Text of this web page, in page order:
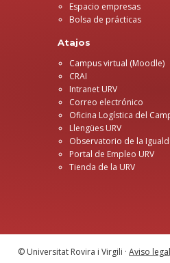
Espacio empresas
Bolsa de prácticas
Atajos
Campus virtual (Moodle)
CRAI
Intranet URV
Correo electrónico
Oficina Logística del
Llengües URV
Observatorio de la
Portal de Empleo URV
Tienda de la URV
© Universitat Rovira i Virgili · Aviso legal